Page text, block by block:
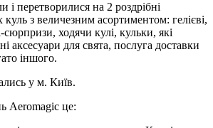
і перетворилися на 2 роздрібні
з величезним асортиментом: гелієві,
сюрпризи, ходячи кулі, кульки, які
аксесуари для свята, послуга доставки
іншого.
у м. Київ.
Aeromagic це: